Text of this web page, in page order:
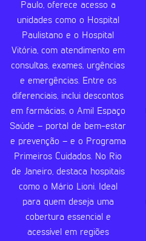
Paulo, oferece acesso a
unidades como o Hospital
Paulistano e o Hospital
Vitória, com atendimento em
consultas, exames, urgências
e emergências. Entre os
diferenciais, inclui descontos
em farmácias, o Amil Espaço
Saúde – portal de bem-estar
e prevenção – e o Programa
Primeiros Cuidados. No Rio
de Janeiro, destaca hospitais
como o Mário Lioni. Ideal
para quem deseja uma
cobertura essencial e
acessível em regiões